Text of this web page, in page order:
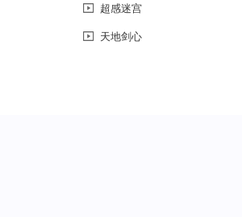
超感迷宫
天地剑心